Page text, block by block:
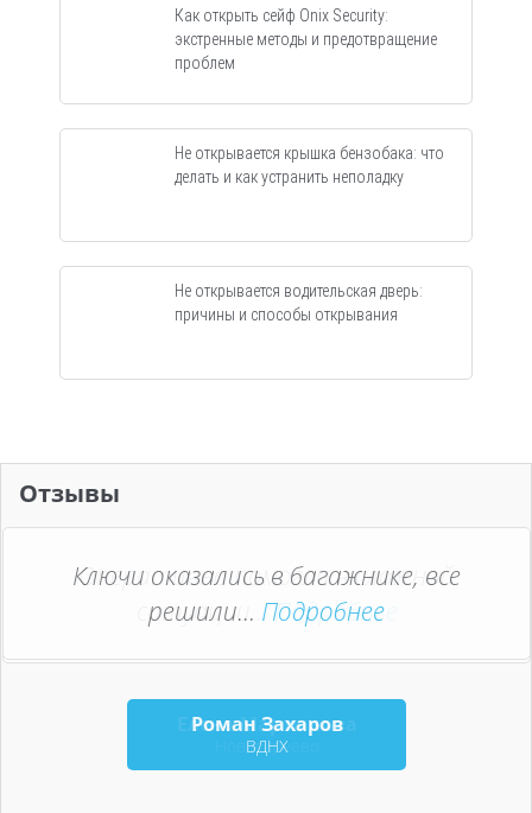
Как открыть сейф Onix Security:
экстренные методы и предотвращение
проблем
Не открывается крышка бензобака: что
делать и как устранить неполадку
Не открывается водительская дверь:
причины и способы открывания
Отзывы
Ключи оказались в багажнике, все
решили... Подробнее
Роман Захаров
ВДНХ
Оперативно помогли в сложной
ситуации...Подробнее
Елена Мартынова
Новогиреево